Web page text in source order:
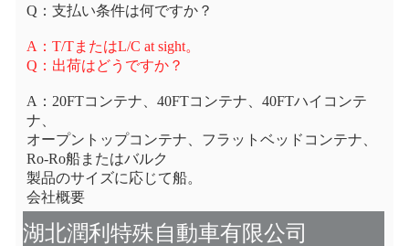
Q：支払い条件は何ですか？
A：T/TまたはL/C at sight。
Q：出荷はどうですか？
A：20FTコンテナ、40FTコンテナ、40FTハイコンテ
ナ、
オープントップコンテナ、フラットベッドコンテナ、
Ro-Ro船またはバルク
製品のサイズに応じて船。
会社概要
湖北潤利特殊自動車有限公司